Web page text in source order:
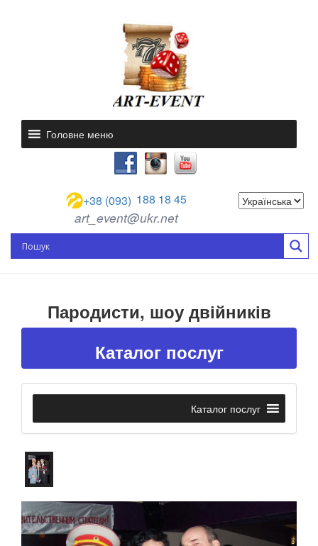
Головне меню
+38 (093) 188 18 45
art_event@ukr.net
Пародисти, шоу двійників
Каталог послуг
Каталог послуг